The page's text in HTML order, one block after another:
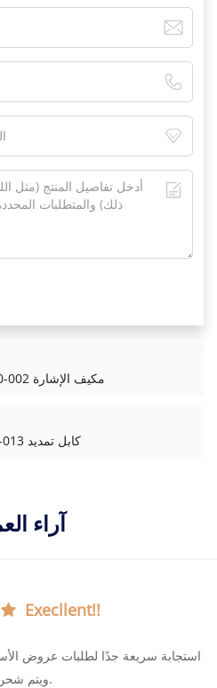
IQS450 204-450-000-002 مكيف الإشارة
EA402 913-402-000-013 كابل تمديد
آراء
استجابة سريعة جدًا لطلبات